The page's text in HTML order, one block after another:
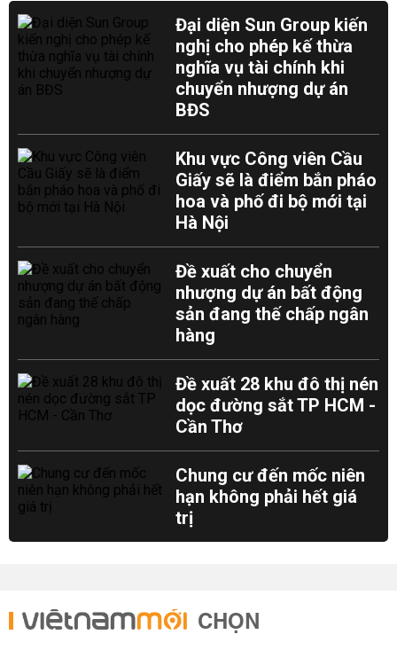
Đại diện Sun Group kiến
nghị cho phép kế thừa
nghĩa vụ tài chính khi
chuyển nhượng dự án
BĐS
Khu vực Công viên Cầu
Giấy sẽ là điểm bắn pháo
hoa và phố đi bộ mới tại
Hà Nội
Đề xuất cho chuyển
nhượng dự án bất động
sản đang thế chấp ngân
hàng
Đề xuất 28 khu đô thị nén
dọc đường sắt TP HCM -
Cần Thơ
Chung cư đến mốc niên
hạn không phải hết giá
trị
CHỌN